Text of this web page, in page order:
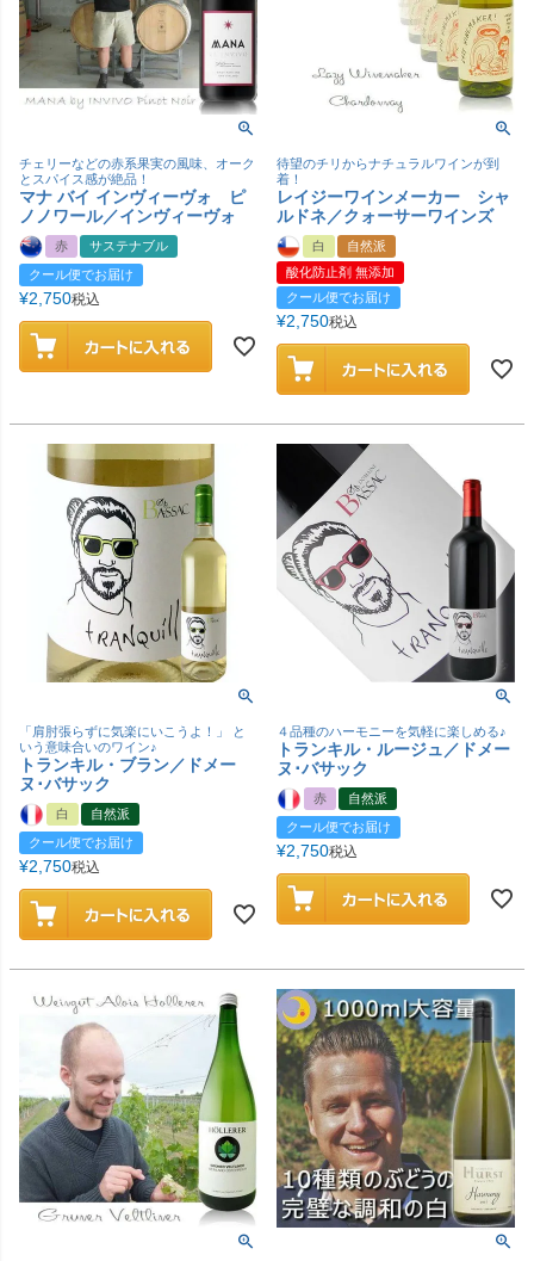
チェリーなどの赤系果実の風味、オーク
とスパイス感が絶品！
マナ バイ インヴィーヴォ ピ
ノノワール／インヴィーヴォ
赤
サステナブル
クール便でお届け
¥2,750税込
待望のチリからナチュラルワインが到
着！
レイジーワインメーカー シャ
ルドネ／クォーサーワインズ
白
自然派
酸化防止剤 無添加
クール便でお届け
¥2,750税込
「肩肘張らずに気楽にいこうよ！」 と
いう意味合いのワイン♪
トランキル・ブラン／ドメー
ヌ･バサック
白
自然派
クール便でお届け
¥2,750税込
４品種のハーモニーを気軽に楽しめる♪
トランキル・ルージュ／ドメー
ヌ･バサック
赤
自然派
クール便でお届け
¥2,750税込